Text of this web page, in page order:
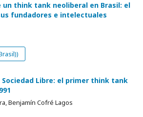
un think tank neoliberal en Brasil: el
fundadores e intelectuales
Libre: el primer think tank
Benjamín Cofré Lagos